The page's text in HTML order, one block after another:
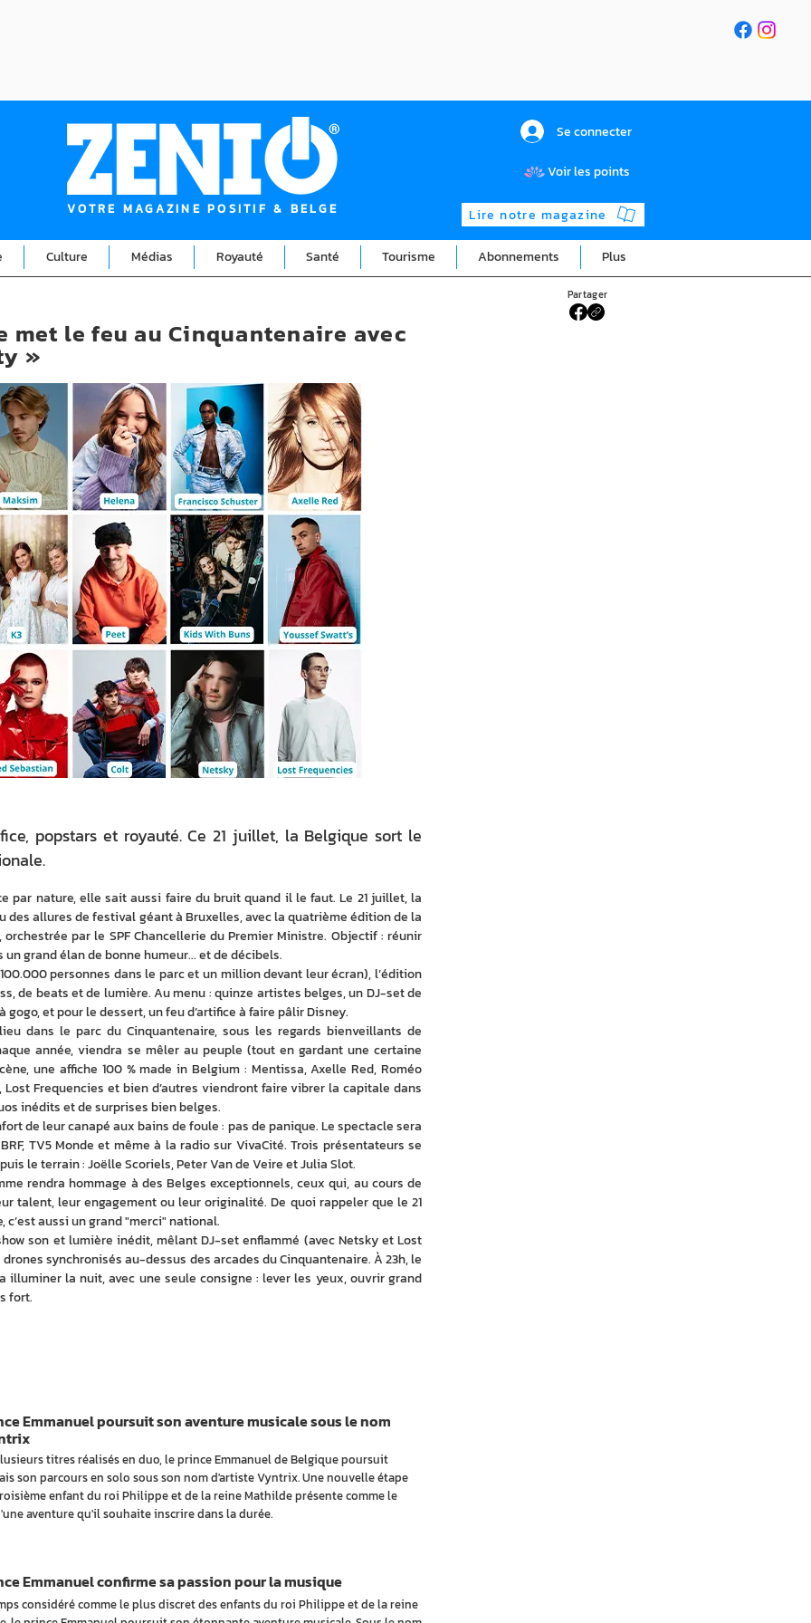
VOTRE MAGAZINE POSITIF & BELGE
Se connecter
Voir les points
Lire notre magazine
Culture Médias Royauté Santé Tourisme Abonnements Plus
Partager
popstars et royauté. Ce 21 juillet, la Belgique sort le
par nature, elle sait aussi faire du bruit quand il le faut. Le 21 juillet, la
des allures de festival géant à Bruxelles, avec la quatrième édition de la
par le SPF Chancellerie du Premier Ministre. Objectif : réunir
grand élan de bonne humeur... et de décibels.
personnes dans le parc et un million devant leur écran), l’édition
de beats et de lumière. Au menu : quinze artistes belges, un DJ-set de
gogo, et pour le dessert, un feu d’artifice à faire pâlir Disney.
dans le parc du Cinquantenaire, sous les regards bienveillants de
année, viendra se mêler au peuple (tout en gardant une certaine
une affiche 100 % made in Belgium : Mentissa, Axelle Red, Roméo
Lost Frequencies et bien d’autres viendront faire vibrer la capitale dans
inédits et de surprises bien belges.
de leur canapé aux bains de foule : pas de panique. Le spectacle sera
TV5 Monde et même à la radio sur VivaCité. Trois présentateurs se
le terrain : Joëlle Scoriels, Peter Van de Veire et Julia Slot.
rendra hommage à des Belges exceptionnels, ceux qui, au cours de
talent, leur engagement ou leur originalité. De quoi rappeler que le 21
c’est aussi un grand "merci" national.
son et lumière inédit, mêlant DJ-set enflammé (avec Netsky et Lost
synchronisés au-dessus des arcades du Cinquantenaire. À 23h, le
illuminer la nuit, avec une seule consigne : lever les yeux, ouvrir grand
fort.
met le feu au Cinquantenaire avec
»
titres réalisés en duo, le prince Emmanuel de Belgique poursuit
son parcours en solo sous son nom d'artiste Vyntrix. Une nouvelle étape
enfant du roi Philippe et de la reine Mathilde présente comme le
aventure qu'il souhaite inscrire dans la durée.
Emmanuel poursuit son aventure musicale sous le nom
considéré comme le plus discret des enfants du roi Philippe et de la reine
Emmanuel confirme sa passion pour la musique